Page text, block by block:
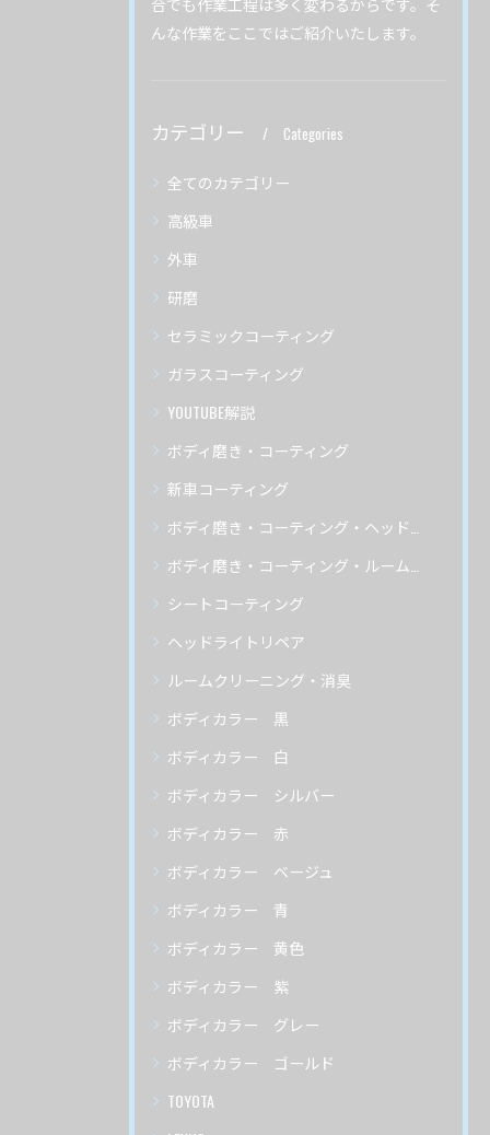
んな作業をここではご紹介いたします。
カテゴリー Categories
全てのカテゴリー
高級車
外車
研磨
セラミックコーティング
ガラスコーティング
YOUTUBE解説
ボディ磨き・コーティング
新車コーティング
ボディ磨き・コーティング・ヘッドライトリペア
ボディ磨き・コーティング・ルームクリーニング
シートコーティング
ヘッドライトリペア
ルームクリーニング・消臭
ボディカラー 黒
ボディカラー 白
ボディカラー シルバー
ボディカラー 赤
ボディカラー ベージュ
ボディカラー 青
ボディカラー 黄色
ボディカラー 紫
ボディカラー グレー
ボディカラー ゴールド
TOYOTA